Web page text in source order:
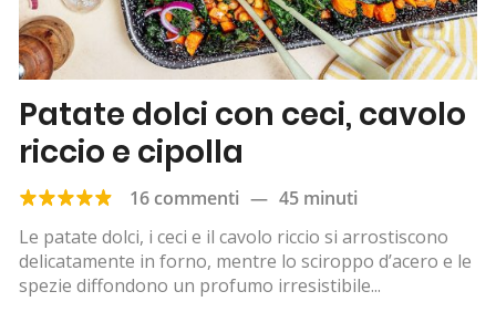
Patate dolci con ceci, cavolo
riccio e cipolla
16 commenti — 45 minuti
Le patate dolci, i ceci e il cavolo riccio si arrostiscono
delicatamente in forno, mentre lo sciroppo d’acero e le
spezie diffondono un profumo irresistibile...